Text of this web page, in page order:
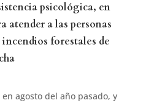
psicológica, en
atender a las personas
forestales de
agosto del año pasado, y